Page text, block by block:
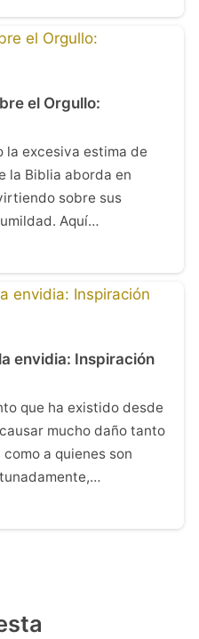
el Orgullo:
la excesiva estima de
la Biblia aborda en
sobre sus
Aquí…
envidia: Inspiración
que ha existido desde
mucho daño tanto
a quienes son